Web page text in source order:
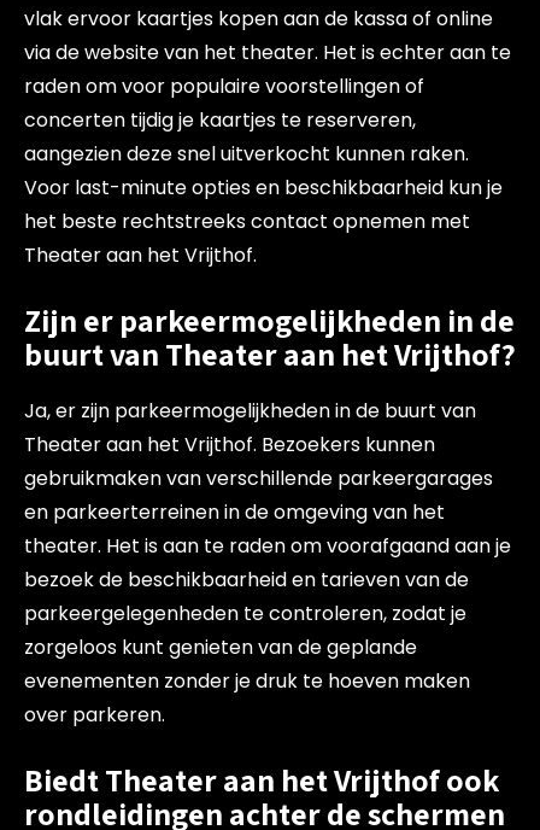
vlak ervoor kaartjes kopen aan de kassa of online
via de website van het theater. Het is echter aan te
raden om voor populaire voorstellingen of
concerten tijdig je kaartjes te reserveren,
aangezien deze snel uitverkocht kunnen raken.
Voor last-minute opties en beschikbaarheid kun je
het beste rechtstreeks contact opnemen met
Theater aan het Vrijthof.
Zijn er parkeermogelijkheden in de
buurt van Theater aan het Vrijthof?
Ja, er zijn parkeermogelijkheden in de buurt van
Theater aan het Vrijthof. Bezoekers kunnen
gebruikmaken van verschillende parkeergarages
en parkeerterreinen in de omgeving van het
theater. Het is aan te raden om voorafgaand aan je
bezoek de beschikbaarheid en tarieven van de
parkeergelegenheden te controleren, zodat je
zorgeloos kunt genieten van de geplande
evenementen zonder je druk te hoeven maken
over parkeren.
Biedt Theater aan het Vrijthof ook
rondleidingen achter de schermen